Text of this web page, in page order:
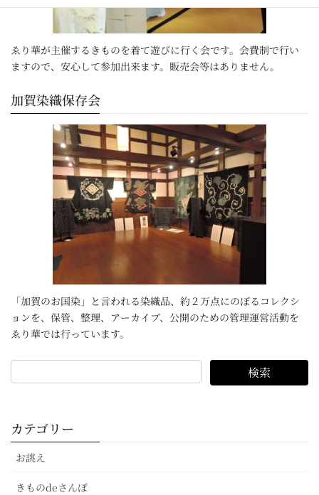
ゑり華が主催するきものを着て遊びに行く会です。会費制で行い
ますので、安心して参加出来ます。販売会等はありません。
加賀染織保存会
「加賀のお国染」と言われる染織品、約２万点にのぼるコレクシ
ョンを、保管、整理、アーカイブ、公開のための管理運営活動を
ゑり華では行っています。
カテゴリー
お誂え
きものdeさんぽ